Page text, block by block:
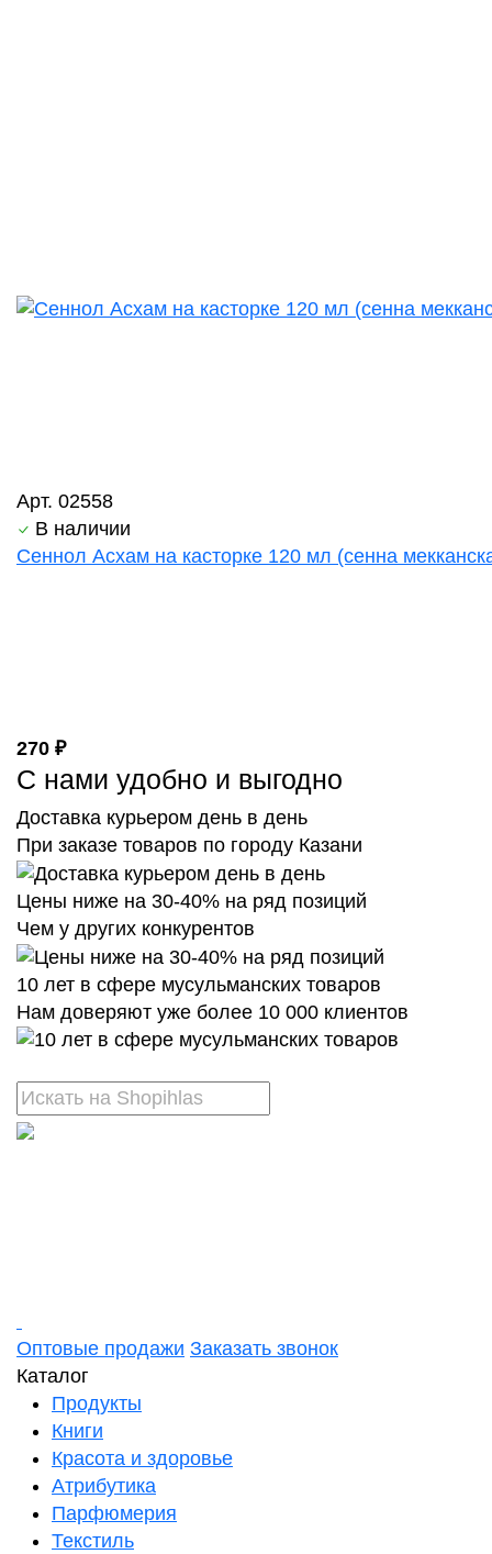
Арт. 02558
В наличии
Сеннол Асхам на касторке 120 мл (сенна
270 ₽
С нами удобно и выгодно
Доставка курьером день в день
При заказе товаров по городу Казани
Цены ниже на 30-40% на ряд позиций
Чем у других конкурентов
10 лет в сфере мусульманских товаров
Нам доверяют уже более 10 000 клиентов
Оптовые продажи Заказать звонок
Каталог
Продукты
Книги
Красота и здоровье
Атрибутика
Парфюмерия
Текстиль